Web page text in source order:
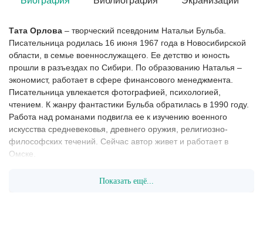
Тата Орлова – творческий псевдоним Натальи Бульба.
Писательница родилась 16 июня 1967 года в Новосибирской
области, в семье военнослужащего. Ее детство и юность
прошли в разъездах по Сибири. По образованию Наталья –
экономист, работает в сфере финансового менеджмента.
Писательница увлекается фотографией, психологией,
чтением. К жанру фантастики Бульба обратилась в 1990 году.
Работа над романами подвигла ее к изучению военного
искусства средневековья, древнего оружия, религиозно-
философских течений. Сейчас автор живет и работает в
Омске.
Показать ещё...